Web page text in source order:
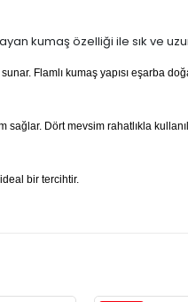
kumaş özelliği ile sık ve
Flamlı kumaş yapısı eşarba
Dört mevsim rahatlıkla
bir tercihtir.